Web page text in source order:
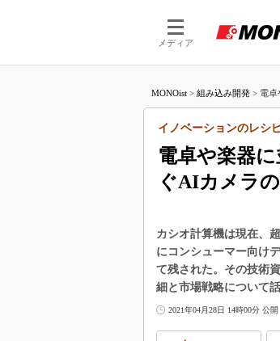
メディア
MONOist > 組み込み開発 > 電卓
電卓や楽器
ぐAIカメラ
イノベーションのレシ
カシオ計算機は現在、
にコンシューマー向け
て残された。その技術
細と市場戦略について話
2021年04月28日 14時00分 公開